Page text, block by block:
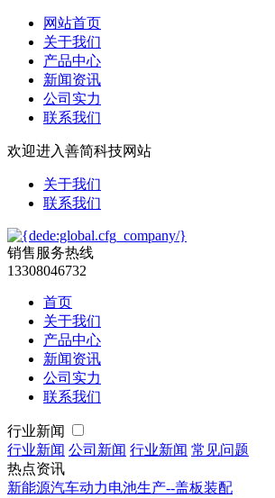
网站首页
关于我们
产品中心
新闻资讯
公司实力
联系我们
欢迎进入善简科技网站
关于我们
联系我们
销售服务热线
13308046732
首页
关于我们
产品中心
新闻资讯
公司实力
联系我们
行业新闻
行业新闻 公司新闻 行业新闻 常见问题
热点资讯
新能源汽车动力电池生产--盖板装配